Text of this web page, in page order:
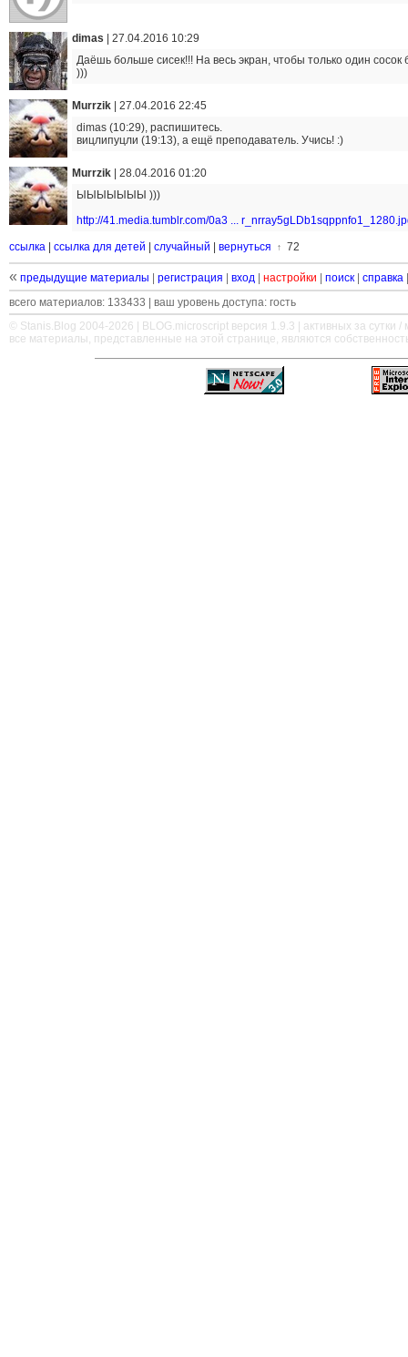
dimas
27.04.2016 10:29
Даёшь больше сисек!!! На весь экран, чтобы только один
)))
Murrzik
27.04.2016 22:45
dimas (10:29), распишитесь.
вицлипуцли (19:13), а ещё преподаватель. Учись! :)
Murrzik
28.04.2016 01:20
ЫЫЫЫЫЫЫ )))
http://41.media.tumblr.com/0a3 ...
ссылка ссылка для детей случайный вернуться ↑ 72
« предыдущие материалы регистрация вход настройки поиск справка
всего материалов: 133433 | ваш уровень доступа: гость
© Stanis.Blog 2004-2026 |
BLOG.microscript версия 1.9.3 | активных за сутки /
все материалы, представленные на этой странице, являются
—————————————————————